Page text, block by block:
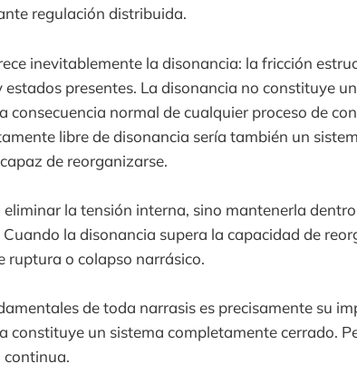
regulación distribuida.
inevitablemente la disonancia: la fricción
presentes. La disonancia no constituye
consecuencia normal de cualquier proceso de
libre de disonancia sería también un
de reorganizarse.
eliminar la tensión interna, sino mantenerla
la disonancia supera la capacidad de
ruptura o colapso narrásico.
de toda narrasis es precisamente su
constituye un sistema completamente cerrado.
continua.